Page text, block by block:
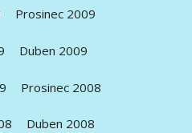
Prosinec 2009
Duben 2009
Prosinec 2008
Duben 2008